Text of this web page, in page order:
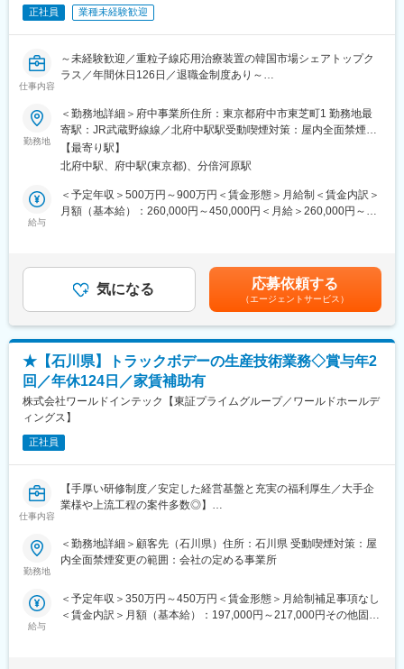
・湘南新設オフィスへの出張有（月数回）
・月平均残業時間：約17時間
・有給取得率：78.1％
・定年再雇用制度あり
■当社の特徴
・海外売上比率約80％、世界14カ国に拠点展開
・高付加価値製品中心で利益率12.9％（業界平均3～4％）
・光学・プラスチック精密加工分野でトップクラス
変更の範囲：会社の定める業務
正社員 業種未経験歓迎
仕事内容
～未経験歓迎／重粒子線応用治療装置の韓国市場シェアトップク
ラス／年間休日126日／退職金制度あり～
◆募集背景
重粒子がん治療装置では、今後も多くの案件が計画されており、
組織体制の強化において共に新しい未来を始動させ、一緒に成長
していただける人材を募集します。
◆仕事内容
重粒子がん治療装置の業務に関し、リーダー的役割で基本設計か
など。
能力的にも同年代より成長が早く、若くして責任のあるポジショ
ンに抜擢されるチャンスも多いです。
教育も充実しており、人として大きく成長できる環境がありま
す。
一緒に成長と成功を目指して働きましょう。
◎重粒子線応用治療装置：韓国市場シェアトップクラス。日本が
世界をリード。
◎原子力発電所：国内大手メーカーの一つで建設／再稼働／廃炉
と幅広く事業展開。
府中事業所はとても広く、エネルギーだけではなく、鉄道、エレ
ベータ、社会インフラ等様々な分野の製品が集結した重要な起点
交通の便も非常に良い自然豊かな街並みです。
勤務地
＜勤務地詳細＞府中事業所住所：東京都府中市東芝町1 勤務地最
寄駅：JR武蔵野線線／北府中駅駅受動喫煙対策：屋内全面禁煙変
更の範囲：会社の定める事業所（リモートワーク含む）
【最寄り駅】
北府中駅、府中駅(東京都)、分倍河原駅
給与
＜予定年収＞500万円～900万円＜賃金形態＞月給制＜賃金内訳＞
月額（基本給）：260,000円～450,000円＜月給＞260,000円～
り、選考を通じて上下する可能性があります。月給(月額)は固定手
当を含めた表記です。
気になる 応募依頼する
（エージェントサービス）
★【石川県】トラックボデーの生産技術業務◇賞与年2
回／年休124日／家賃補助有
株式会社ワールドインテック【東証プライムグループ／ワールドホールデ
ィングス】
正社員
仕事内容
【手厚い研修制度／安定した経営基盤と充実の福利厚生／大手企
業様や上流工程の案件多数◎】
■業務内容：
本社工場内の設備導入および改善
・設備の立上げ
・設備動作後の維持、改善
勤務地
＜勤務地詳細＞顧客先（石川県）住所：石川県 受動喫煙対策：屋
内全面禁煙変更の範囲：会社の定める事業所
給与
＜予定年収＞350万円～450万円＜賃金形態＞月給制補足事項なし
＜賃金内訳＞月額（基本給）：197,000円～217,000円その他固定